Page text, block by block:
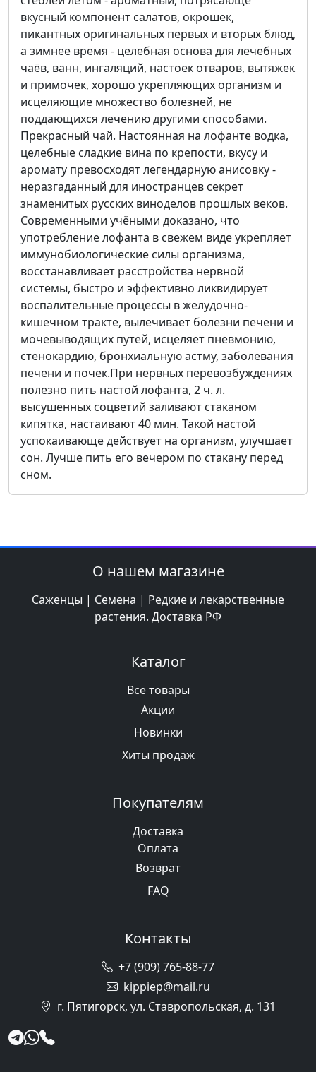
вкусный компонент салатов, окрошек,
пикантных оригинальных первых и вторых блюд,
а зимнее время - целебная основа для лечебных
чаёв, ванн, ингаляций, настоек отваров, вытяжек
и примочек, хорошо укрепляющих организм и
исцеляющие множество болезней, не
поддающихся лечению другими способами.
Прекрасный чай. Настоянная на лофанте водка,
целебные сладкие вина по крепости, вкусу и
аромату превосходят легендарную анисовку -
неразгаданный для иностранцев секрет
знаменитых русских виноделов прошлых веков.
Современными учёными доказано, что
употребление лофанта в свежем виде укрепляет
иммунобиологические силы организма,
восстанавливает расстройства нервной
системы, быстро и эффективно ликвидирует
воспалительные процессы в желудочно-
кишечном тракте, вылечивает болезни печени и
мочевыводящих путей, исцеляет пневмонию,
стенокардию, бронхиальную астму, заболевания
печени и почек.При нервных перевозбуждениях
полезно пить настой лофанта, 2 ч. л.
высушенных соцветий заливают стаканом
кипятка, настаивают 40 мин. Такой настой
успокаивающе действует на организм, улучшает
сон. Лучше пить его вечером по стакану перед
сном.
О нашем магазине
Саженцы | Семена | Редкие и лекарственные
растения. Доставка РФ
Каталог
Все товары
Акции
Новинки
Хиты продаж
Покупателям
Доставка
Оплата
Возврат
FAQ
Контакты
+7 (909) 765-88-77
kippiep@mail.ru
г. Пятигорск, ул. Ставропольская, д. 131